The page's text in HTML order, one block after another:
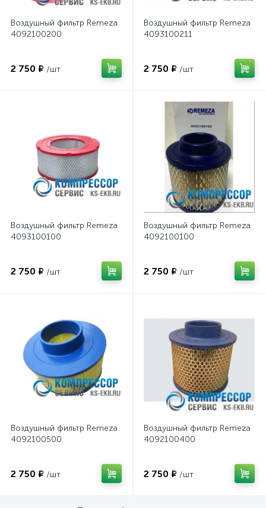
Воздушный фильтр Remeza
4092100200
2 750 ₽ /шт
Воздушный фильтр Remeza
4093100211
2 750 ₽ /шт
Воздушный фильтр Remeza
4093100100
2 750 ₽ /шт
Воздушный фильтр Remeza
4092100100
2 750 ₽ /шт
Воздушный фильтр Remeza
4092100500
2 750 ₽ /шт
Воздушный фильтр Remeza
4092100400
2 750 ₽ /шт